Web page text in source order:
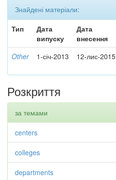
Знайдені матеріали:
Тип
Дата
випуску
Дата
внесення
Other 1-січ-2013 12-лис-2015
Розкриття
за темами
centers
colleges
departments